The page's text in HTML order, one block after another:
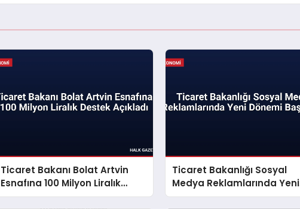
Ticaret Bakanı Bolat Artvin
Esnafına 100 Milyon Liralık
Destek Açıkladı
Ticaret Bakanlığı Sosyal
Medya Reklamlarında Yeni
Dönemi Başlatıyor